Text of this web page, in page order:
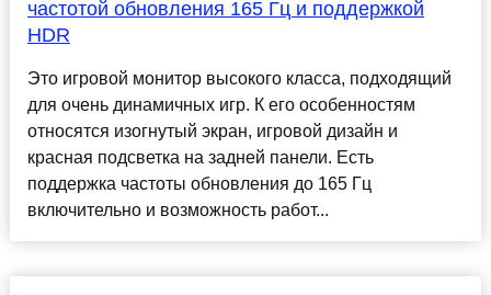
частотой обновления 165 Гц и поддержкой
HDR
Это игровой монитор высокого класса, подходящий
для очень динамичных игр. К его особенностям
относятся изогнутый экран, игровой дизайн и
красная подсветка на задней панели. Есть
поддержка частоты обновления до 165 Гц
включительно и возможность работ...